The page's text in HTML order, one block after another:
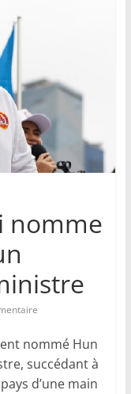
nomme
nommé Hun
succédant à
d’une main